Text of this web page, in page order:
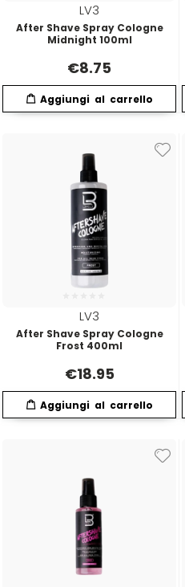
WAHL
Wella
Wetbrush
WOODY'S
Xanitalia
LV3
After Shave Spray Cologne
Midnight 100ml
€8.75
LV3
After Shave Spray Cologne
Frost 400ml
€18.95